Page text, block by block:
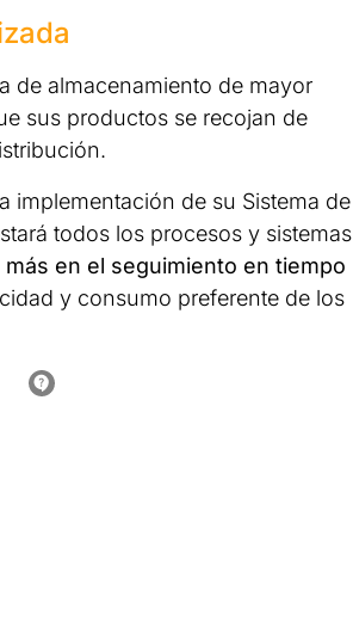
de almacenamiento de mayor
sus productos se recojan de
implementación de su Sistema de
todos los procesos y sistemas
más en el seguimiento en tiempo
y consumo preferente de los